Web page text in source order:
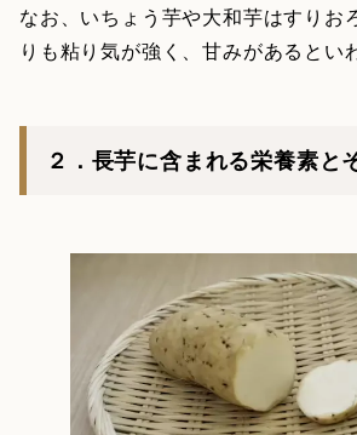
なお、いちょう芋や大和芋はすりお
りも粘り気が強く、甘みがあるとい
２．長芋に含まれる栄養素と